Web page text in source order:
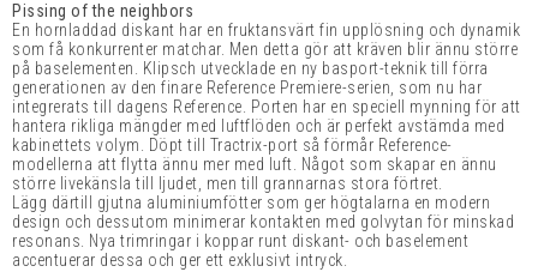
Pissing of the neighbors
En hornladdad diskant har en fruktansvärt fin upplösning och dynamik
som få konkurrenter matchar. Men detta gör att kräven blir ännu större
på baselementen. Klipsch utvecklade en ny basport-teknik till förra
generationen av den finare Reference Premiere-serien, som nu har
integrerats till dagens Reference. Porten har en speciell mynning för att
hantera rikliga mängder med luftflöden och är perfekt avstämda med
kabinettets volym. Döpt till Tractrix-port så förmår Reference-
modellerna att flytta ännu mer med luft. Något som skapar en ännu
större livekänsla till ljudet, men till grannarnas stora förtret.
Lägg därtill gjutna aluminiumfötter som ger högtalarna en modern
design och dessutom minimerar kontakten med golvytan för minskad
resonans. Nya trimringar i koppar runt diskant- och baselement
accentuerar dessa och ger ett exklusivt intryck.